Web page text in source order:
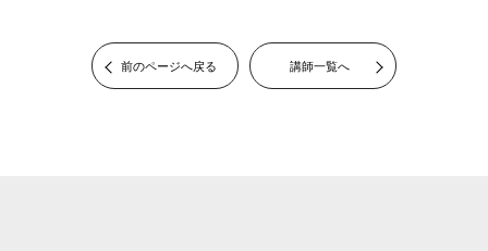
前のページへ戻る 講師一覧へ